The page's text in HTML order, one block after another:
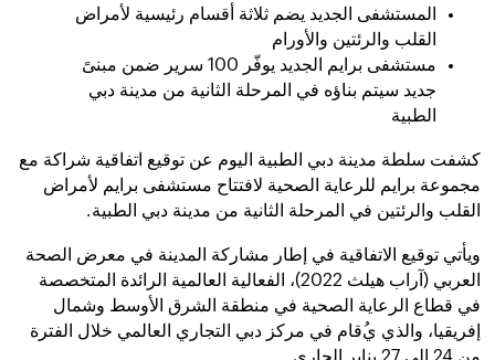
المستشفى الجديد يضم ثلاثة أقسام رئيسية لأمراض
القلب والرئتين والأورام
مستشفى برايم الجديد يوفّر 100 سرير
ضمن مبنىً
جديد سيتم بناؤه في المرحلة الثانية من مدينة دبي
الطبية
كشفت سلطة مدينة دبي الطبية اليوم عن توقيع اتفاقية شراكة مع
مجموعة برايم للرعاية الصحية لافتتاح مستشفى برايم لأمراض
القلب والرئتين في المرحلة الثانية من مدينة دبي الطبية.
ويأتي توقيع الاتفاقية في إطار مشاركة المدينة في معرض الصحة
العربي (آراب هيلث 2022)، الفعالية العالمية الرائدة المتخصصة
في قطاع الرعاية الصحية في منطقة الشرق الأوسط وشمال
إفريقيا، والذي يقام في مركز دبي التجاري العالمي خلال الفترة